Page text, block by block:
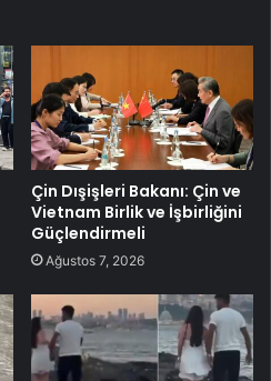
Çin Dışişleri Bakanı: Çin ve
Vietnam Birlik ve İşbirliğini
Güçlendirmeli
Ağustos 7, 2026